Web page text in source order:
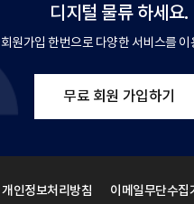
디지털 물류 하세요.
회원가입 한번으로 다양한 서비스를 이
무료 회원 가입하기
개인정보처리방침 이메일무단수집